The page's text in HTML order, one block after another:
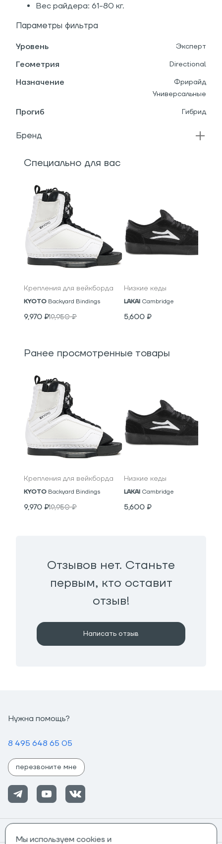
Вес райдера: 61-80 кг.
Параметры фильтра
Уровень Эксперт
Геометрия Directional
Назначение
Фрирайд
Универсальные
Прогиб Гибрид
Бренд
Специально для вас
Крепления для вейкборда
KYOTO Backyard Bindings
9,970 ₽19,950₽
Низкие кеды
LAKAI Cambridge
5,600 ₽
Ранее просмотренные товары
Крепления для вейкборда
KYOTO Backyard Bindings
9,970 ₽19,950₽
Низкие кеды
LAKAI Cambridge
5,600 ₽
Отзывов нет. Станьте
первым, кто оставит
отзыв!
Написать отзыв
Нужна помощь?
8 495 648 65 05
перезвоните мне
Мы используем cookies и